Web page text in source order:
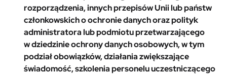
rozporządzenia, innych przepisów Unii lub państw
członkowskich o ochronie danych oraz polityk
administratora lub podmiotu przetwarzającego
w dziedzinie ochrony danych osobowych, w tym
podział obowiązków, działania zwiększające
świadomość, szkolenia personelu uczestniczącego